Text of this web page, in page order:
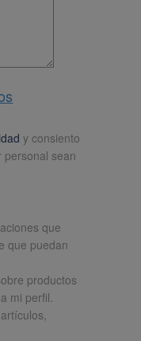
y consiento
personal sean
que
que puedan
productos
mi perfil.